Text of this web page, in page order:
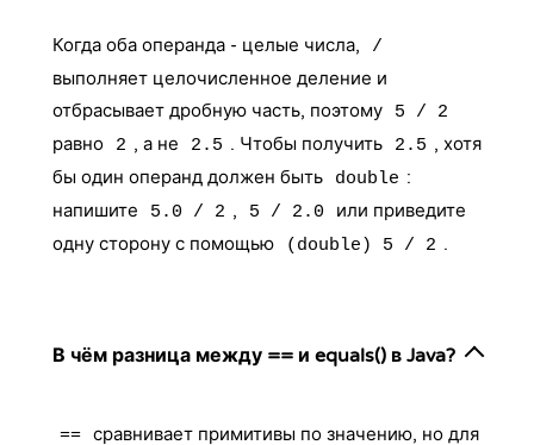
Когда оба операнда - целые числа, /
выполняет целочисленное деление и
отбрасывает дробную часть, поэтому
5 / 2
равно 2 , а не 2.5 . Чтобы получить 2.5 , хотя
бы один операнд должен быть
double :
напишите
5.0 / 2 , 5 / 2.0
или приведите
одну сторону с помощью
(double) 5 / 2 .
В чём разница между == и equals() в Java?
== сравнивает примитивы по значению, но для